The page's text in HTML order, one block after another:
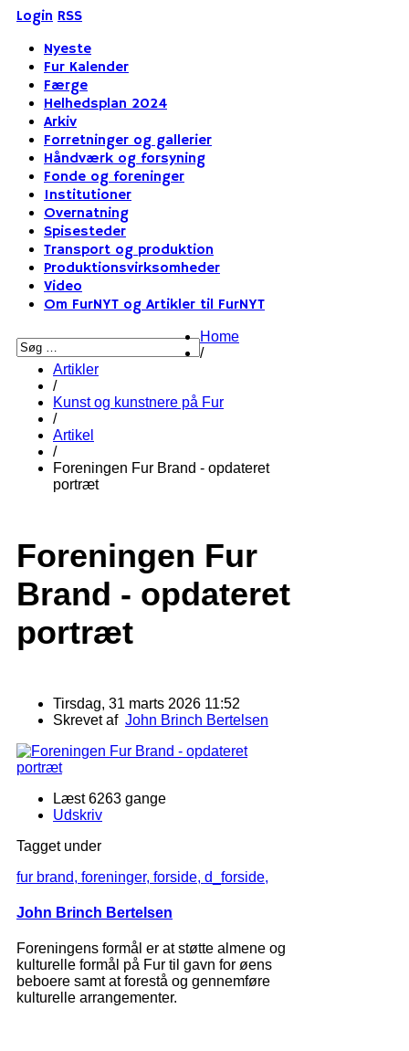
Login RSS
Nyeste
Fur Kalender
Færge
Helhedsplan 2024
Arkiv
Forretninger og gallerier
Håndværk og forsyning
Fonde og foreninger
Institutioner
Overnatning
Spisesteder
Transport og produktion
Produktionsvirksomheder
Video
Om FurNYT og Artikler til FurNYT
Home
/
Artikler
/
Kunst og kunstnere på Fur
/
Artikel
/
Foreningen Fur Brand - opdateret
portræt
Foreningen Fur
Brand - opdateret
portræt
Tirsdag, 31 marts 2026 11:52
Skrevet af John Brinch Bertelsen
Læst 6263 gange
Udskriv
Tagget under
fur brand, foreninger, forside, d_forside,
John Brinch Bertelsen
Foreningens formål er at støtte almene og
kulturelle formål på Fur til gavn for øens
beboere samt at forestå og gennemføre
kulturelle arrangementer.